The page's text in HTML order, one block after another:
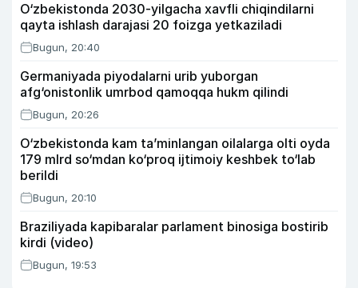
O‘zbekistonda 2030-yilgacha xavfli chiqindilarni
qayta ishlash darajasi 20 foizga yetkaziladi
Bugun, 20:40
Germaniyada piyodalarni urib yuborgan
afg‘onistonlik umrbod qamoqqa hukm qilindi
Bugun, 20:26
O‘zbekistonda kam ta’minlangan oilalarga olti oyda
179 mlrd so‘mdan ko‘proq ijtimoiy keshbek to‘lab
berildi
Bugun, 20:10
Braziliyada kapibaralar parlament binosiga bostirib
kirdi (video)
Bugun, 19:53